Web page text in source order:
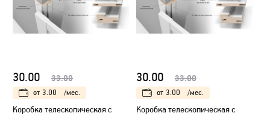
30.00 33.00
от 3.00 /мес.
Коробка телескопическая с
30.00 33.00
от 3.00 /мес.
Коробка телескопическая с